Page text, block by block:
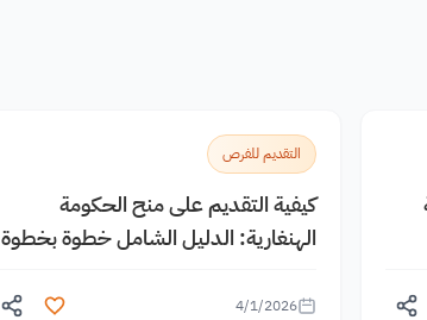
التقديم للفرص
كيفية التقديم على منح الحكومة
الهنغارية: الدليل الشامل خطوة بخطوة
4/1/2026